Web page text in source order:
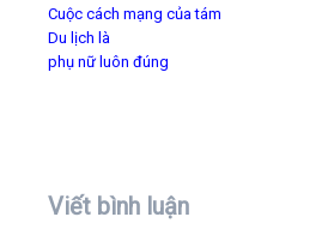
Cuộc cách mạng của tám
Du lịch là
phụ nữ luôn đúng
Viết bình luận